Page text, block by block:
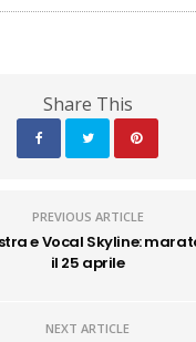
Share This
PREVIOUS ARTICLE
e Vocal Skyline:
il 25 aprile
NEXT ARTICLE